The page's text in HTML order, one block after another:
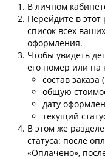
В личном
Перейдите в этот
список всех
оформления.
Чтобы увидеть
его номер или на
состав заказа
общую
дату
текущий
В этом же
статуса: после
«Оплачено»,